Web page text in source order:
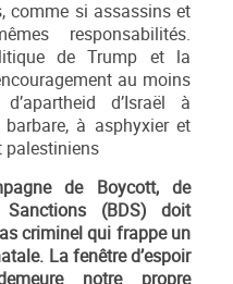
comme si assassins et
responsabilités.
de Trump et la
au moins
d’Israël à
à asphyxier et
palestiniens
de Boycott, de
Sanctions (BDS) doit
criminel qui frappe un
La fenêtre d’espoir
notre propre